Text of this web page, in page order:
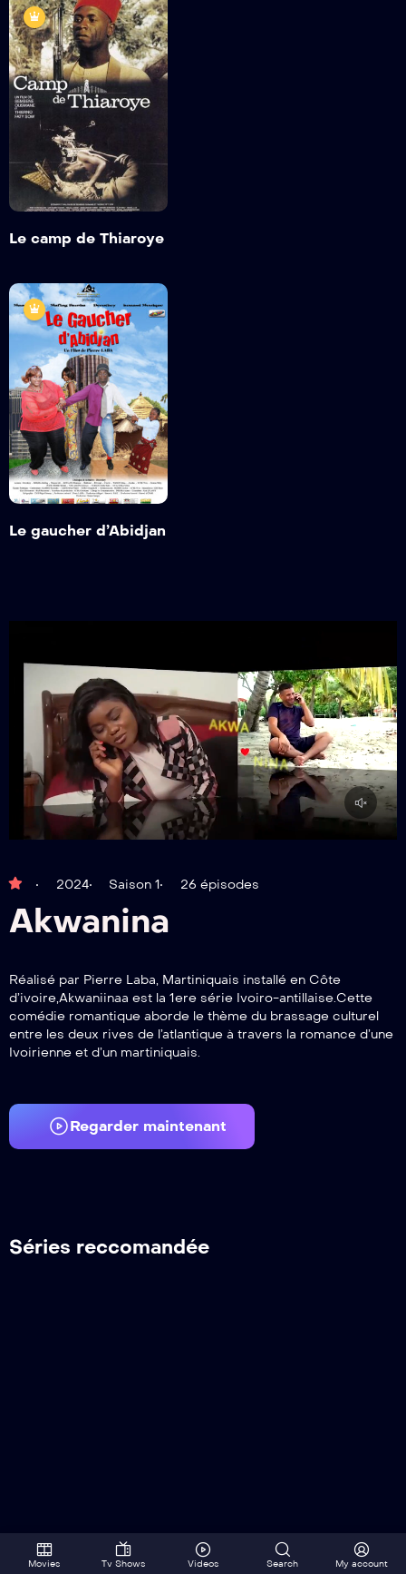
Le camp de
Thiaroye
1988 2h;26min
Detail
Le camp de Thiaroye
Le gaucher
d’Abidjan
1heure 32min 2s
Trailer
Detail
Le gaucher d’Abidjan
2024 Saison 1 26 épisodes
Akwanina
Réalisé par Pierre Laba, Martiniquais installé en Côte
d’ivoire,Akwaniinaa est la 1ere série Ivoiro-antillaise.Cette
comédie romantique aborde le thème du brassage culturel
entre les deux rives de l’atlantique à travers la romance d’une
Ivoirienne et d’un martiniquais.
Regarder maintenant
Séries reccomandée
Movies Tv Shows Videos Search My account